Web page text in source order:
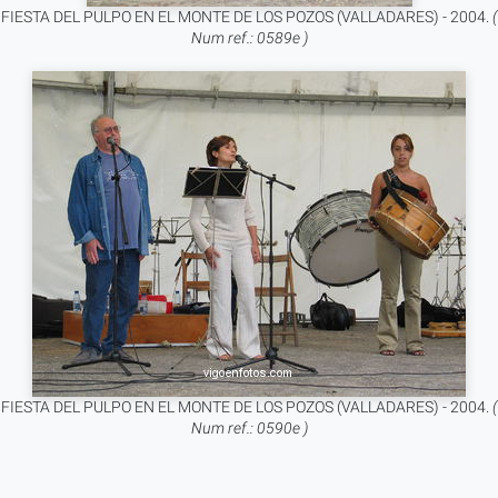
FIESTA DEL PULPO EN EL MONTE DE LOS POZOS (VALLADARES) - 2004. (
Num ref.: 0589e )
FIESTA DEL PULPO EN EL MONTE DE LOS POZOS (VALLADARES) - 2004. (
Num ref.: 0590e )